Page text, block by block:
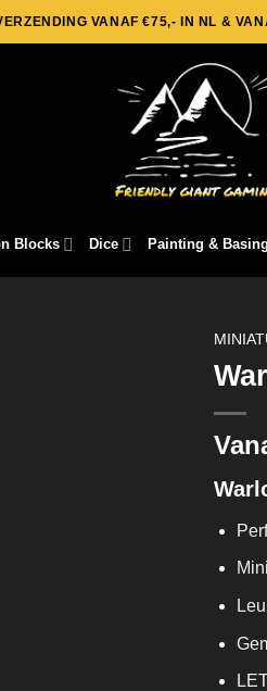
VANAF €75,- IN NL &
Blocks Dice Painting & Basing